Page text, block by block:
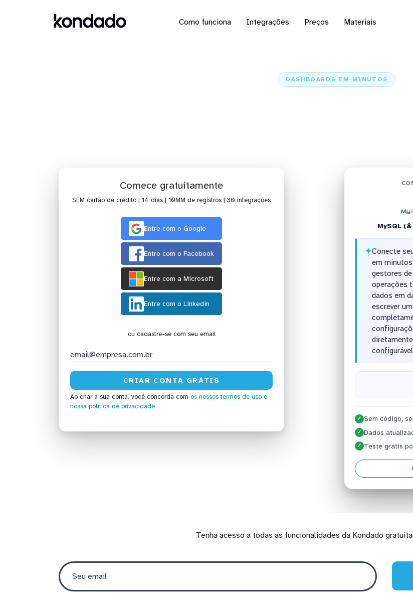
Como funciona Integrações Preços Materiais
DASHBOARDS EM MINUTOS
Comece gratuitamente
SEM cartão de crédito | 14 dias | 10MM de registros | 30 integrações
Entre com o Google
Entre com o Facebook
Entre com a Microsoft
Entre com o Linkedin
ou cadastre-se com seu email
Ao criar a sua conta, você concorda com os nossos termos de uso e
nossa política de privacidade
MySQL
✦Conecte
em
gestores
operações
dados em
escrever
✓ Sem código,
✓ Dados
✓ Teste grátis
Tenha acesso a todas as funcionalidades da Kondado